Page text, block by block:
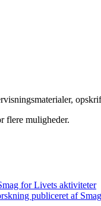
flere muligheder.
for Livets aktiviteter
publiceret af